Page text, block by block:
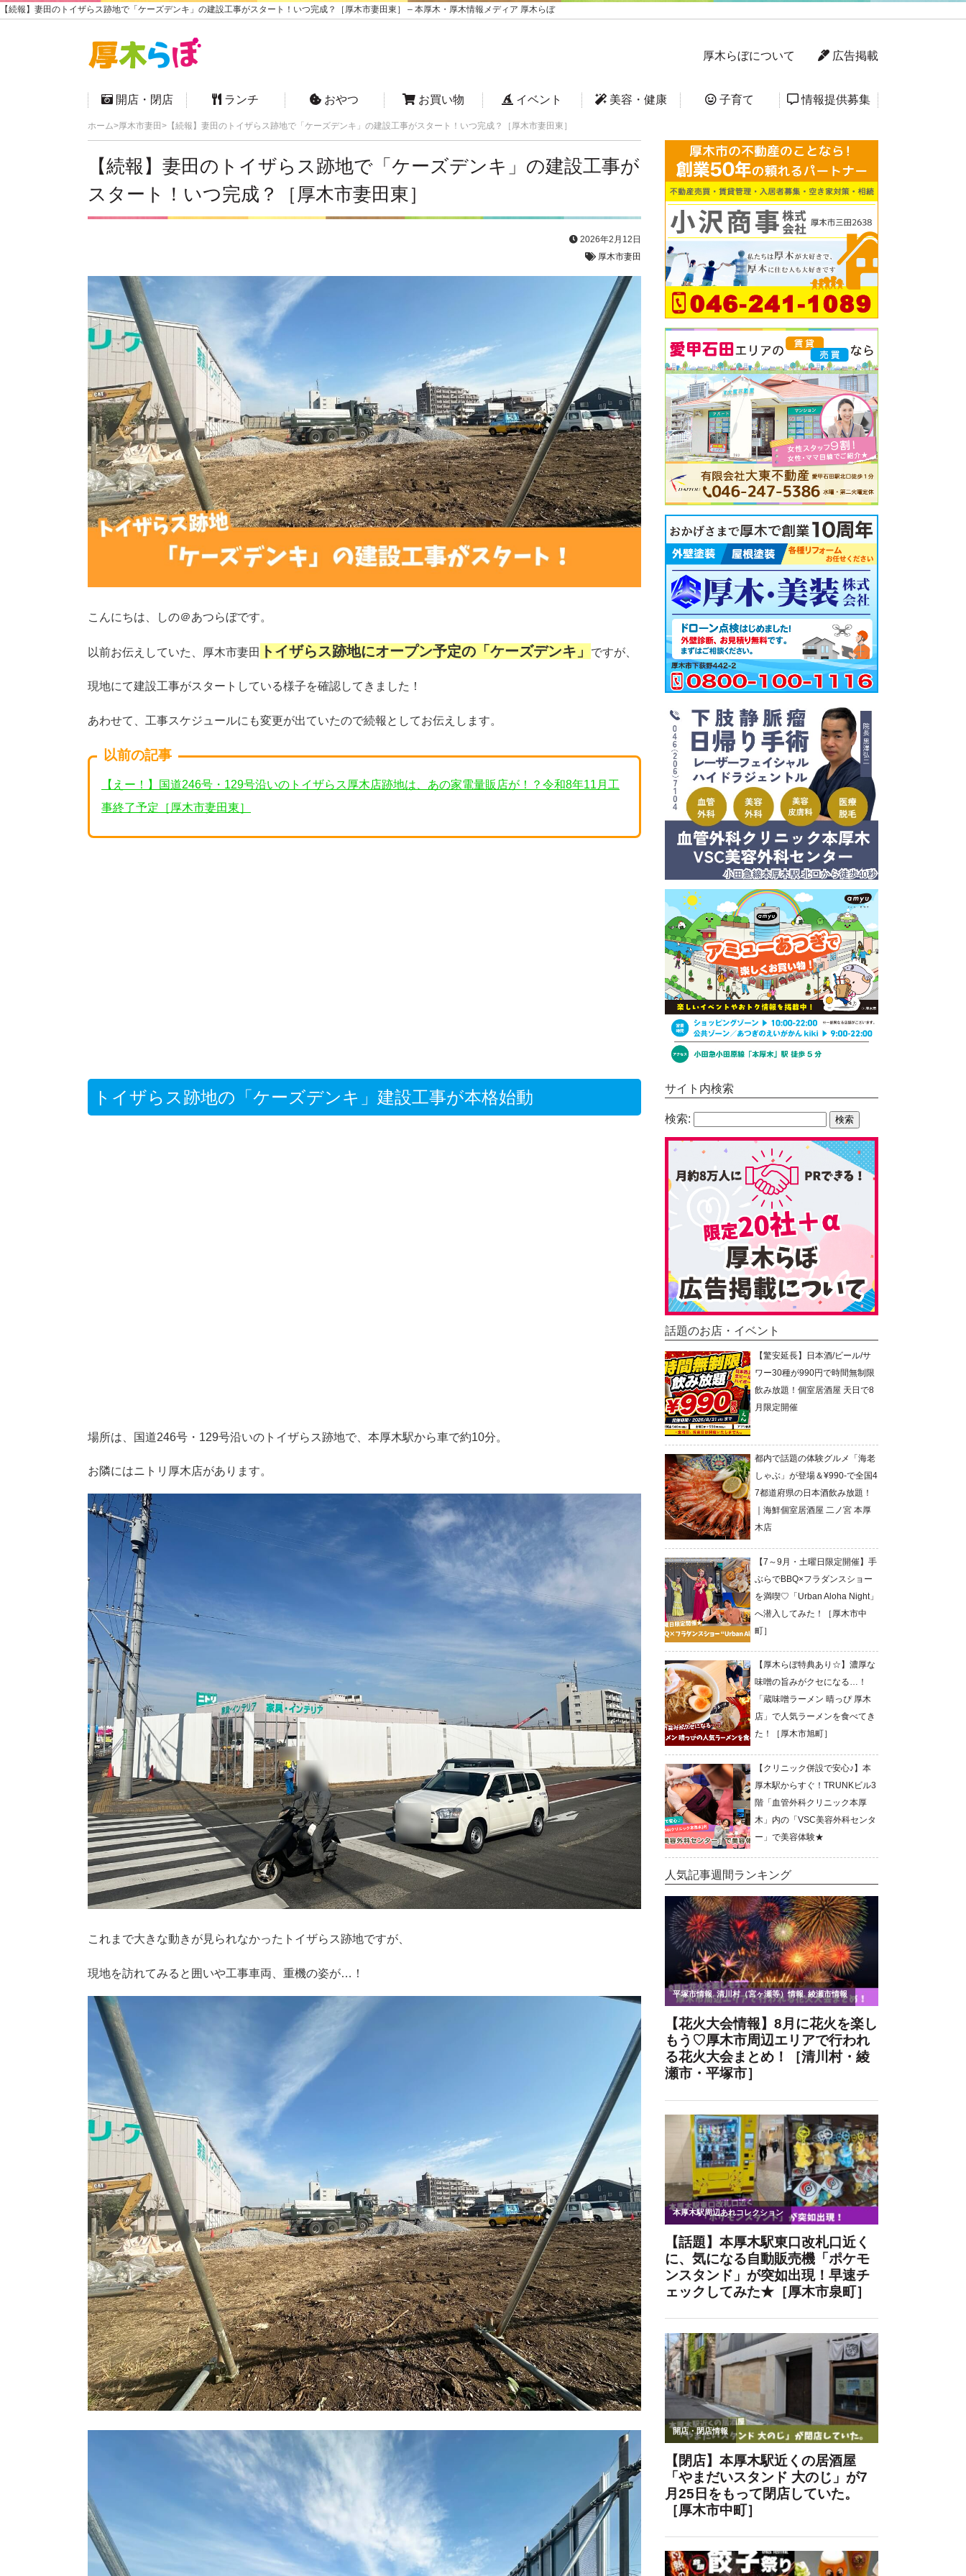
【続報】妻田のトイザらス跡地で「ケーズデンキ」の建設工事がスタート！いつ完成？［厚木市妻田東］ – 本厚木・厚木情報メディア 厚木らぼ
厚木らぼについて 広告掲載
開店・閉店 ランチ おやつ お買い物 イベント 美容・健康 子育て 情報提供募集
ホーム 厚木市妻田 【続報】妻田のトイザらス跡地で「ケーズデンキ」の建設工事がスタート！いつ完成？［厚木市妻田東］
【続報】妻田のトイザらス跡地で「ケーズデンキ」の建設工事が
スタート！いつ完成？［厚木市妻田東］
2026年2月12日
厚木市妻田
こんにちは、しの＠あつらぼです。
以前お伝えしていた、厚木市妻田 トイザらス跡地にオープン予定の「ケーズデンキ」 ですが、
現地にて建設工事がスタートしている様子を確認してきました！
あわせて、工事スケジュールにも変更が出ていたので続報としてお伝えします。
以前の記事
【えー！】国道246号・129号沿いのトイザらス厚木店跡地は、あの家電量販店が！？令和8年11月工
事終了予定［厚木市妻田東］
トイザらス跡地の「ケーズデンキ」建設工事が本格始動
場所は、国道246号・129号沿いのトイザらス跡地で、本厚木駅から車で約10分。
お隣にはニトリ厚木店があります。
これまで大きな動きが見られなかったトイザらス跡地ですが、
現地を訪れてみると囲いや工事車両、重機の姿が…！
サイト内検索
検索:
話題のお店・イベント
【驚安延長】日本酒/ビール/サ
ワー30種が990円で時間無制限
飲み放題！個室居酒屋 天日で8
月限定開催
都内で話題の体験グルメ「海老
しゃぶ」が登場＆¥990-で全国4
7都道府県の日本酒飲み放題！
｜海鮮個室居酒屋 二ノ宮 本厚
木店
【7～9月・土曜日限定開催】手
ぶらでBBQ×フラダンスショー
を満喫♡「Urban Aloha Night」
へ潜入してみた！［厚木市中
町］
【厚木らぼ特典あり☆】濃厚な
味噌の旨みがクセになる…！
「蔵味噌ラーメン 晴っぴ 厚木
店」で人気ラーメンを食べてき
た！［厚木市旭町］
【クリニック併設で安心♪】本
厚木駅からすぐ！TRUNKビル3
階「血管外科クリニック本厚
木」内の「VSC美容外科センタ
ー」で美容体験★
人気記事週間ランキング